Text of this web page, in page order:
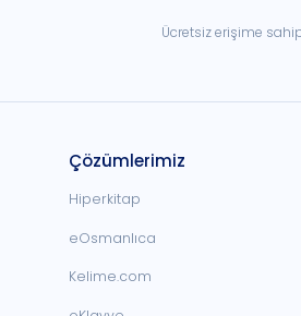
Ücretsiz erişime
Çözümlerimiz
Hiperkitap
eOsmanlıca
Kelime.com